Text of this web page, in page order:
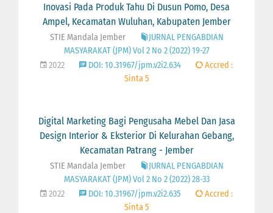
Inovasi Pada Produk Tahu Di Dusun Pomo, Desa
Ampel, Kecamatan Wuluhan, Kabupaten Jember
STIE Mandala Jember
JURNAL PENGABDIAN
MASYARAKAT (JPM) Vol 2 No 2 (2022) 19-27
2022
DOI: 10.31967/jpm.v2i2.634
Accred :
Sinta 5
Digital Marketing Bagi Pengusaha Mebel Dan Jasa
Design Interior & Eksterior Di Kelurahan Gebang,
Kecamatan Patrang - Jember
STIE Mandala Jember
JURNAL PENGABDIAN
MASYARAKAT (JPM) Vol 2 No 2 (2022) 28-33
2022
DOI: 10.31967/jpm.v2i2.635
Accred :
Sinta 5